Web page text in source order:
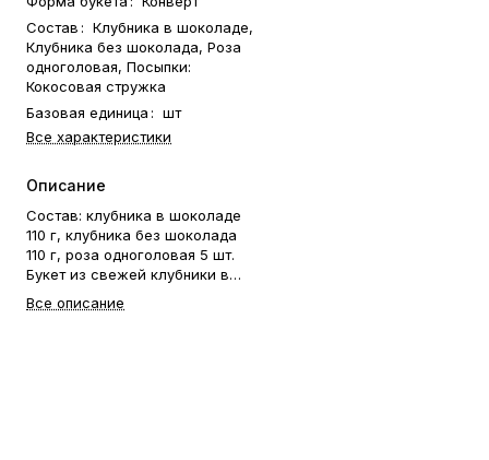
Состав : Клубника в шоколаде,
Клубника без шоколада, Роза
одноголовая, Посыпки:
Кокосовая стружка
Базовая единица : шт
Все характеристики
Описание
Состав: клубника в шоколаде
110 г, клубника без шоколада
110 г, роза одноголовая 5 шт.
Букет из свежей клубники в
живых цветов. Клубника
Все описание